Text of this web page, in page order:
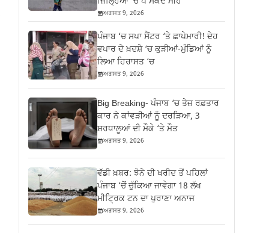
ਅਗਸਤ 9, 2026
ਪੰਜਾਬ ‘ਚ ਸਪਾ ਸੈਂਟਰ ‘ਤੇ ਛਾਪੇਮਾਰੀ! ਦੇਹ
ਵਪਾਰ ਦੇ ਖ਼ਦਸ਼ੇ ‘ਚ ਕੁੜੀਆਂ-ਮੁੰਡਿਆਂ ਨੂੰ
ਲਿਆ ਹਿਰਾਸਤ ‘ਚ
ਅਗਸਤ 9, 2026
Big Breaking- ਪੰਜਾਬ ‘ਚ ਤੇਜ਼ ਰਫ਼ਤਾਰ
ਕਾਰ ਨੇ ਕਾਂਵੜੀਆਂ ਨੂੰ ਦਰੜਿਆ, 3
ਸ਼ਰਧਾਲੂਆਂ ਦੀ ਮੌਕੇ ‘ਤੇ ਮੌਤ
ਅਗਸਤ 9, 2026
ਵੱਡੀ ਖ਼ਬਰ: ਝੋਨੇ ਦੀ ਖਰੀਦ ਤੋਂ ਪਹਿਲਾਂ
ਪੰਜਾਬ ‘ਚੋਂ ਚੁੱਕਿਆ ਜਾਵੇਗਾ 18 ਲੱਖ
ਮੀਟ੍ਰਿਕ ਟਨ ਦਾ ਪੁਰਾਣਾ ਅਨਾਜ
ਅਗਸਤ 9, 2026